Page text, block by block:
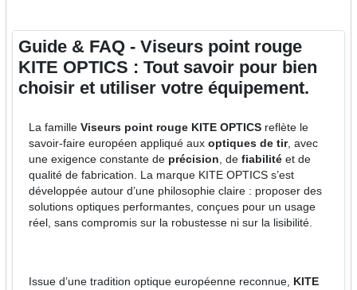
Guide & FAQ - Viseurs point rouge
KITE OPTICS : Tout savoir pour bien
choisir et utiliser votre équipement.
La familleViseurs point rouge KITE OPTICS reflète le
savoir-faire européen appliqué auxoptiques de tir, avec
une exigence constante de précision, defiabilité et de
qualité de fabrication. La marque KITE OPTICS s’est
développée autour d’une philosophie claire : proposer des
solutions optiques performantes, conçues pour un usage
réel, sans compromis sur la robustesse ni sur la lisibilité.
Issue d’une tradition optique européenne reconnue, KITE